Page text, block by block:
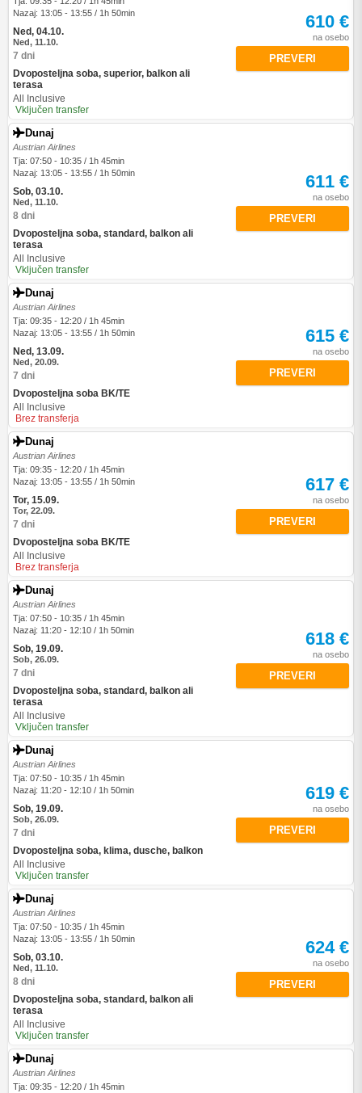
Nazaj: 13:05 - 13:55 / 1h 50min
Ned, 04.10.
Ned, 11.10.
7 dni
Dvoposteljna soba, superior, balkon ali
terasa
All Inclusive
Vključen transfer
610 €
na osebo
PREVERI
Dunaj
Austrian Airlines
Tja: 07:50 - 10:35 / 1h 45min
Nazaj: 13:05 - 13:55 / 1h 50min
Sob, 03.10.
Ned, 11.10.
8 dni
Dvoposteljna soba, standard, balkon ali
terasa
All Inclusive
Vključen transfer
611 €
na osebo
PREVERI
Dunaj
Austrian Airlines
Tja: 09:35 - 12:20 / 1h 45min
Nazaj: 13:05 - 13:55 / 1h 50min
Ned, 13.09.
Ned, 20.09.
7 dni
Dvoposteljna soba BK/TE
All Inclusive
Brez transferja
615 €
na osebo
PREVERI
Dunaj
Austrian Airlines
Tja: 09:35 - 12:20 / 1h 45min
Nazaj: 13:05 - 13:55 / 1h 50min
Tor, 15.09.
Tor, 22.09.
7 dni
Dvoposteljna soba BK/TE
All Inclusive
Brez transferja
617 €
na osebo
PREVERI
Dunaj
Austrian Airlines
Tja: 07:50 - 10:35 / 1h 45min
Nazaj: 11:20 - 12:10 / 1h 50min
Sob, 19.09.
Sob, 26.09.
7 dni
Dvoposteljna soba, standard, balkon ali
terasa
All Inclusive
Vključen transfer
618 €
na osebo
PREVERI
Dunaj
Austrian Airlines
Tja: 07:50 - 10:35 / 1h 45min
Nazaj: 11:20 - 12:10 / 1h 50min
Sob, 19.09.
Sob, 26.09.
7 dni
Dvoposteljna soba, klima, dusche, balkon
All Inclusive
Vključen transfer
619 €
na osebo
PREVERI
Dunaj
Austrian Airlines
Tja: 07:50 - 10:35 / 1h 45min
Nazaj: 13:05 - 13:55 / 1h 50min
Sob, 03.10.
Ned, 11.10.
8 dni
Dvoposteljna soba, standard, balkon ali
terasa
All Inclusive
Vključen transfer
624 €
na osebo
PREVERI
Dunaj
Austrian Airlines
Tja: 09:35 - 12:20 / 1h 45min